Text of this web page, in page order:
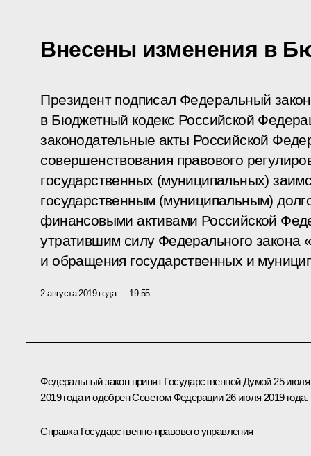
Внесены изменения в
Президент подписал Федеральный
в Бюджетный кодекс Российской
законодательные акты Российской
совершенствования правового
государственных (муниципальных)
государственным (муниципальным)
финансовыми активами Российской
утратившим силу Федерального закона
и обращения государственных и
2 августа 2019 года 19:55
Федеральный закон принят Государственной Думой 25 июля
2019 года и одобрен Советом Федерации 26 июля 2019 года.
Справка Государственно-правового управления